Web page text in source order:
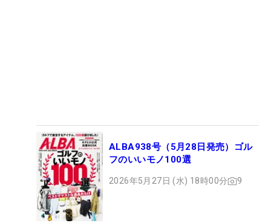
ALBA938号（5月28日発売）ゴル
フのいいモノ100選
2026年5月27日 (水) 18時00分 9